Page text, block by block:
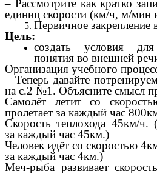
– Рассмотрите как кратко
единиц скорости (км/ч, м/мин
Первичное закрепление
Цель:
создать условия
понятия во внешней
Организация учебного
– Теперь давайте
на с.2 №1. Объясните смысл
Самолёт летит со
пролетает за каждый час
Скорость теплохода 45км/ч.
за каждый час 45км.)
Человек идёт со скоростью
за каждый час 4км.)
Меч-рыба развивает